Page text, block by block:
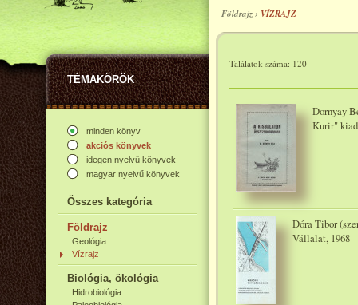
TÉMAKÖRÖK
minden könyv
akciós könyvek
idegen nyelvű könyvek
magyar nyelvű könyvek
Összes kategória
Földrajz
Geológia
Vízrajz
Biológia, ökológia
Hidrobiológia
Földrajz › VÍZRAJZ
Találatok száma: 120
Dornyay
Kurir"
Dóra Tibor
Vállalat, 1968